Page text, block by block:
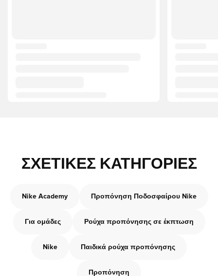
ΣΧΕΤΙΚΈΣ ΚΑΤΗΓΟΡΊΕΣ
Nike Academy Προπόνηση Ποδοσφαίρου Nike
Για ομάδες Ρούχα προπόνησης σε έκπτωση
Nike Παιδικά ρούχα προπόνησης
Προπόνηση